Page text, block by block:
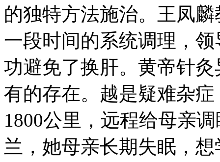
的独特方法施治。王凤
一段时间的系统调理，
功避免了换肝。黄帝针
有的存在。越是疑难杂
1800公里，远程给母亲
兰，她母亲长期失眠，